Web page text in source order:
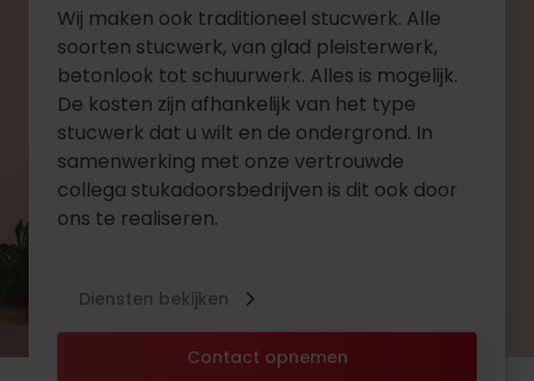
Wij maken ook traditioneel stucwerk. Alle
soorten stucwerk, van glad pleisterwerk,
betonlook tot schuurwerk. Alles is mogelijk.
De kosten zijn afhankelijk van het type
stucwerk dat u wilt en de ondergrond. In
samenwerking met onze vertrouwde
collega stukadoorsbedrijven is dit ook door
ons te realiseren.
Contact opnemen
Diensten bekijken